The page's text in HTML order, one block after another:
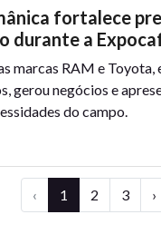
fortalece
durante a
marcas RAM e Toyota,
gerou negócios e
do campo.
‹ 1 2 3 ›